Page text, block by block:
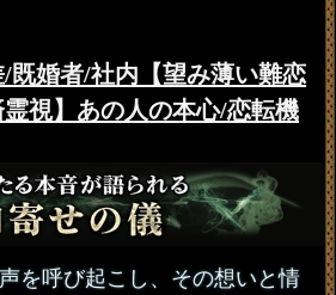
/既婚者/社内【望み薄い難恋
視】あの人の本心/恋転機
を呼び起こし、その想いと情